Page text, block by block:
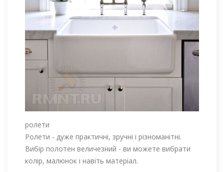
ролети
Ролети - дуже практичні, зручні і різноманітні.
Вибір полотен величезний - ви можете вибрати
колір, малюнок і навіть матеріал.